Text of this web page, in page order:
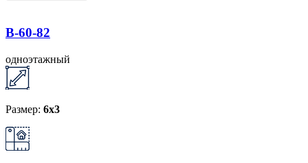
B-60-82
одноэтажный
Размер: 6x3